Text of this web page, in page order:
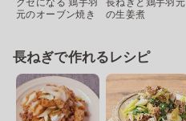
元のオーブン焼き
の生姜煮
長ねぎで作れるレシピ